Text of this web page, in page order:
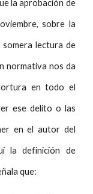
la aprobación de
sobre la
lectura de
normativa nos da
en todo el
ese delito o las
en el autor del
la definición de
que: